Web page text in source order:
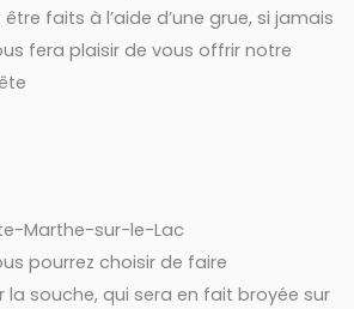
faits à l’aide d’une grue, si jamais
fera plaisir de vous offrir notre
Marthe-sur-le-Lac
pourrez choisir de faire
souche, qui sera en fait broyée sur